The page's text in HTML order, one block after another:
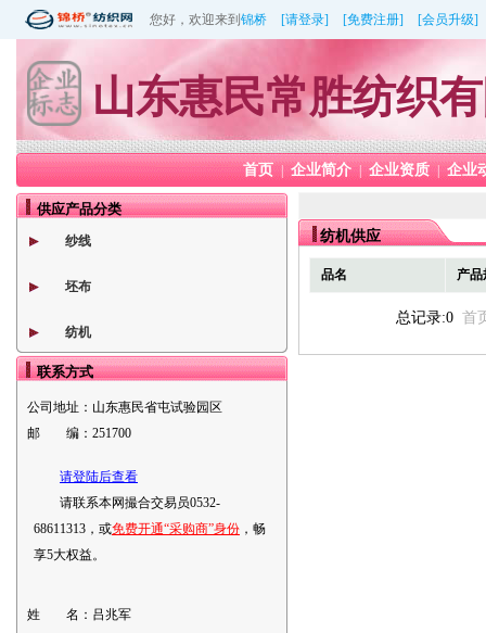
您好，欢迎来到 锦桥 [请登录] [免费注册] [会员升级]
山东惠民常胜纺织
首页 企业简介 | 企业资质 企业
供应产品分类
纱线
坯布
纺机
联系方式
公司地址： 山东惠民省屯试验园区
邮 编： 251700
请登陆后查看
请联系本网撮合交易员0532-
68611313，或免费开通“采购商”身份 ，畅
享5大权益。
姓 名： 吕兆军
纺机供应
品名 产品
总记录:0 首